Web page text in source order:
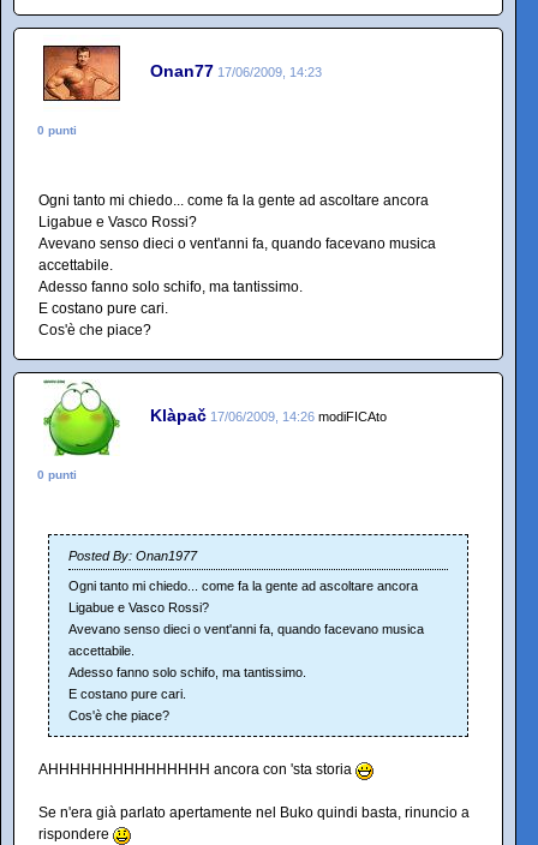
Onan77 17/06/2009, 14:23
0 punti
Ogni tanto mi chiedo... come fa la gente ad ascoltare ancora
Ligabue e Vasco Rossi?
Avevano senso dieci o vent'anni fa, quando facevano musica
accettabile.
Adesso fanno solo schifo, ma tantissimo.
E costano pure cari.
Cos'è che piace?
Klàpač 17/06/2009, 14:26 modiFICAto
0 punti
Posted By: Onan1977
Ogni tanto mi chiedo... come fa la gente ad ascoltare ancora
Ligabue e Vasco Rossi?
Avevano senso dieci o vent'anni fa, quando facevano musica
accettabile.
Adesso fanno solo schifo, ma tantissimo.
E costano pure cari.
Cos'è che piace?
AHHHHHHHHHHHHHHH ancora con 'sta storia
Se n'era già parlato apertamente nel Buko quindi basta, rinuncio a
rispondere